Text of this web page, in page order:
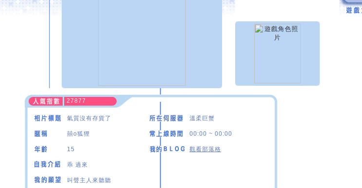
27877
氣質沒有存貨了 溫柔巨蟹
囍o狐狸 00:00 ~ 00:00
15 觀看部落格
乖 過來
叫聲主人來聽聽